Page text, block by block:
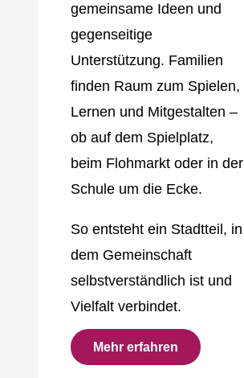
gemeinsame Ideen und
gegenseitige
Unterstützung. Familien
finden Raum zum Spielen,
Lernen und Mitgestalten –
ob auf dem Spielplatz,
beim Flohmarkt oder in der
Schule um die Ecke.
So entsteht ein Stadtteil, in
dem Gemeinschaft
selbstverständlich ist und
Vielfalt verbindet.
Mehr erfahren